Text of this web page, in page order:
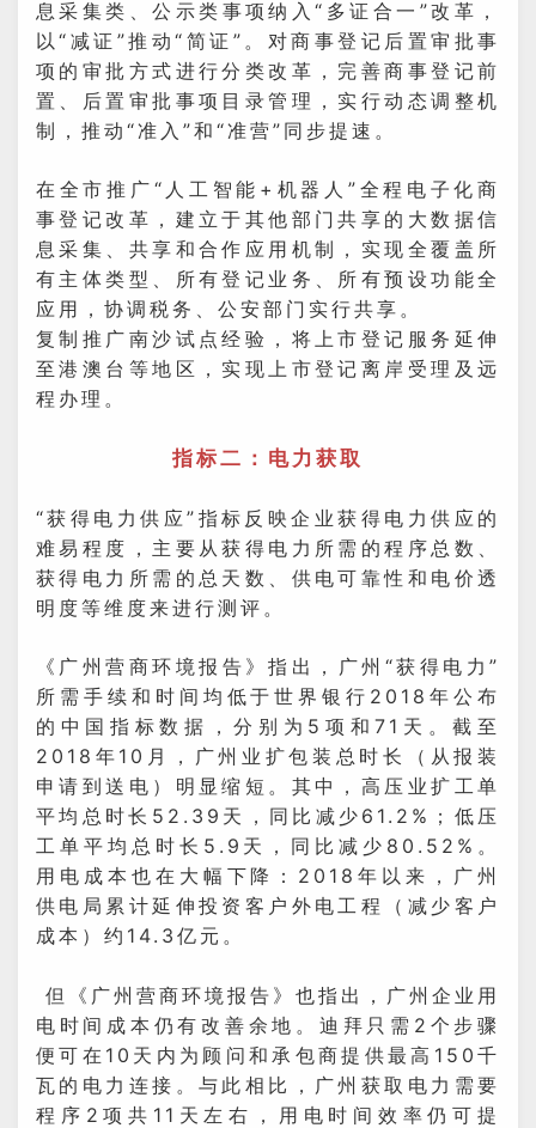
息采集类、公示类事项纳入“多证合一”改革，
以“减证”推动“简证”。对商事登记后置审批事
项的审批方式进行分类改革，完善商事登记前
置、后置审批事项目录管理，实行动态调整机
制，推动“准入”和“准营”同步提速。
在全市推广“人工智能+机器人”全程电子化商
事登记改革，建立于其他部门共享的大数据信
息采集、共享和合作应用机制，实现全覆盖所
有主体类型、所有登记业务、所有预设功能全
应用，协调税务、公安部门实行共享。
复制推广南沙试点经验，将上市登记服务延伸
至港澳台等地区，实现上市登记离岸受理及远
程办理。
指标二：电力获取
“获得电力供应”指标反映企业获得电力供应的
难易程度，主要从获得电力所需的程序总数、
获得电力所需的总天数、供电可靠性和电价透
明度等维度来进行测评。
《广州营商环境报告》指出，广州“获得电力”
所需手续和时间均低于世界银行2018年公布
的中国指标数据，分别为5项和71天。截至
2018年10月，广州业扩包装总时长（从报装
申请到送电）明显缩短。其中，高压业扩工单
平均总时长52.39天，同比减少61.2%；低压
工单平均总时长5.9天，同比减少80.52%。
用电成本也在大幅下降：2018年以来，广州
供电局累计延伸投资客户外电工程（减少客户
成本）约14.3亿元。
但《广州营商环境报告》也指出，广州企业用
电时间成本仍有改善余地。迪拜只需2个步骤
便可在10天内为顾问和承包商提供最高150千
瓦的电力连接。与此相比，广州获取电力需要
程序2项共11天左右，用电时间效率仍可提